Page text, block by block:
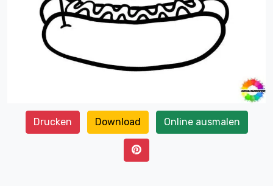
Drucken Download Online ausmalen